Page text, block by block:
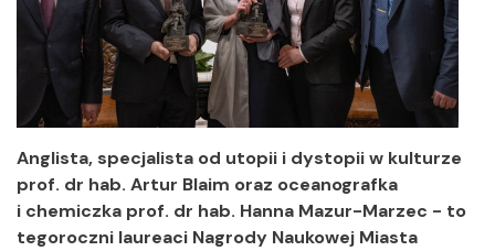
Anglista, specjalista od utopii i dystopii w kulturze
prof. dr hab. Artur Blaim oraz oceanografka
i chemiczka prof. dr hab. Hanna Mazur-Marzec - to
tegoroczni laureaci Nagrody Naukowej Miasta